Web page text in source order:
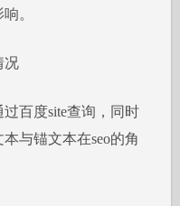
。
况
百度site查询，同时
与锚文本在seo的角